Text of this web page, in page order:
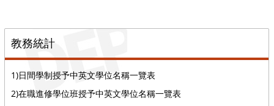
教務統計
1)日間學制授予中英文學位名稱一覽表
2)在職進修學位班授予中英文學位名稱一覽表